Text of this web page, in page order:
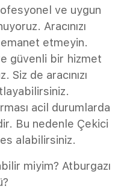
ve uygun
Aracınızı
etmeyin.
güvenli bir hizmet
de aracınızı
acil durumlarda
Bu nedenle Çekici
alabilirsiniz.
miyim? Atburgazı